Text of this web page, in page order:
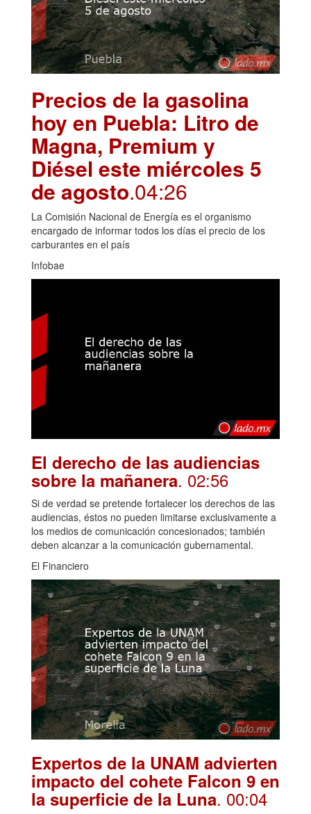
Precios de la gasolina
hoy en Puebla: Litro de
Magna, Premium y
Diésel este miércoles 5
de agosto.04:26
La Comisión Nacional de Energía es el organismo
encargado de informar todos los días el precio de los
carburantes en el país
Infobae
El derecho de las audiencias
sobre la mañanera. 02:56
Si de verdad se pretende fortalecer los derechos de las
audiencias, éstos no pueden limitarse exclusivamente a
los medios de comunicación concesionados; también
deben alcanzar a la comunicación gubernamental.
El Financiero
Expertos de la UNAM advierten
impacto del cohete Falcon 9 en
la superficie de la Luna. 00:04